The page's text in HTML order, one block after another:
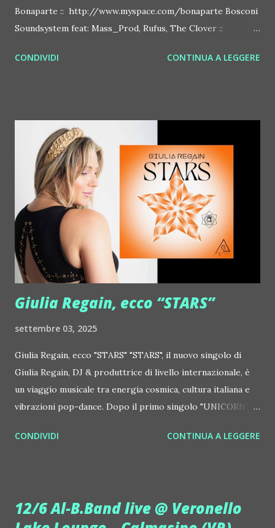
Bonaparte :: http://www.myspace.com/bonaparte Bosconi
Soundsystem feat: Mass_Prod, Rufus, The Clover ::
http://www.myspace.com/benderbyetone Chapelier Fou ::
Deian :: http://www.myspace.com/deiansong Dixon ::
http://www.myspace.com/justdixon Frivolous ::
http://www.myspace.com/frivolouslive Frost ::
http://www.myspace.com/frostnorway Gonzales ::
http://www.myspace.com/gonzpiration Italian Laptop
Orchestra feat. Alessio Bertallot Jimmy Edgar ::
http://www.myspace.com/colorstrip Jon Hopkins ::
http://www.myspace.com/jonhopkins Le Luci della
Centrale Elettrica Loco Dice ::
http://www.myspace.com/locod...
CONDIVIDI CONTINUA A LEGGERE
Giulia Regain, ecco “STARS”
settembre 03, 2025
Giulia Regain, ecco "STARS" "STARS", il nuovo singolo di
Giulia Regain, DJ & produttrice di livello internazionale, è
un viaggio musicale tra energia cosmica, cultura italiana e
vibrazioni pop-dance. Dopo il primo singolo "UNICORN",
seconda release intitolata "STARS", interpretata dalla voce
tra Giulia Regain e Dhany, già insieme in precedenti
CONDIVIDI CONTINUA A LEGGERE
12/6 Al-B.Band live @ Veronello